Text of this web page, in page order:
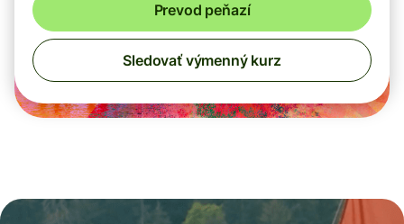
Prevod peňazí
Sledovať výmenný kurz